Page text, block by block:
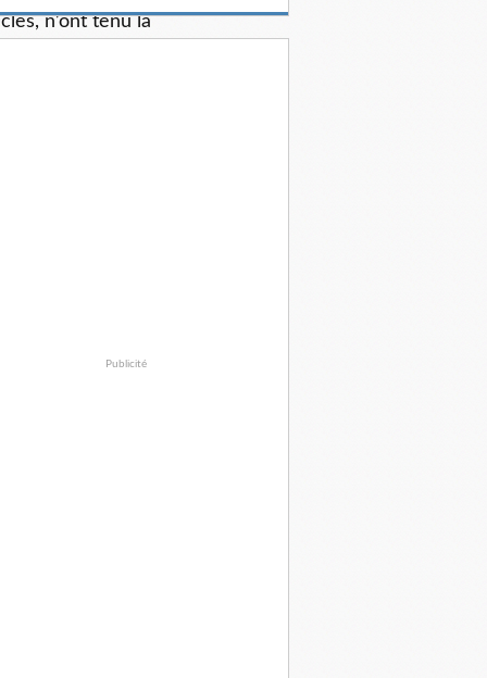
n’ont tenu la
pour
humaines !
entre les êtres
pourrait ne plus
du conseil
du
atteint d’un
misogynes et
prétextant que
a une dizaine
son dernier
d’une vie
prouve que
Ses récentes
la direction du
de débat
de
Publicité